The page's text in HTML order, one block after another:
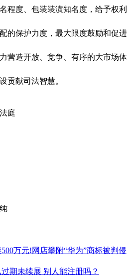
度、包装装潢知名度，给予权利
的保护力度，最大限度鼓励和促进
营造开放、竞争、有序的大市场体
贡献司法智慧。
庭
万元!网店攀附“华为”商标被判侵
期未续展 别人能注册吗？